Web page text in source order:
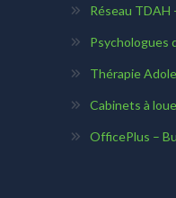
Réseau TDAH
Psychologues
Thérapie
Cabinets à
OfficePlus –